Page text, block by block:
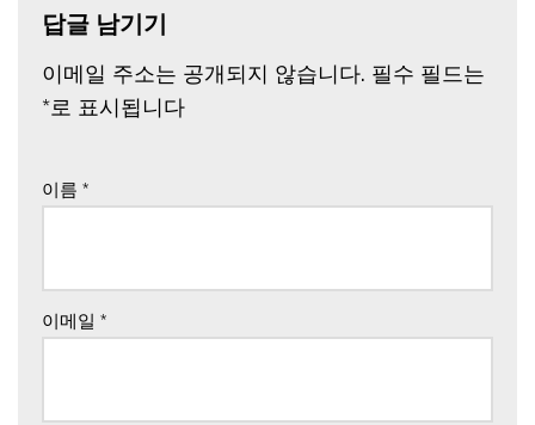
답글 남기기
이메일 주소는 공개되지 않습니다. 필수 필드는
*로 표시됩니다
이름 *
이메일 *